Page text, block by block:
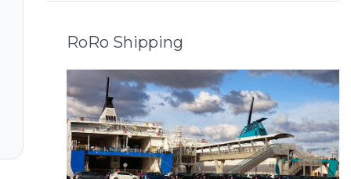
RoRo Shipping